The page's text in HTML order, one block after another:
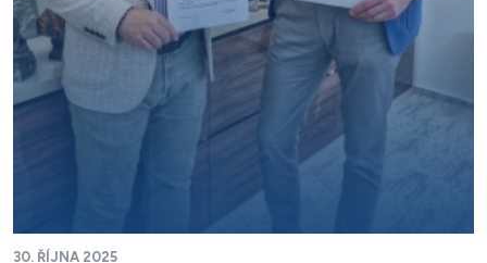
30. ŘÍJNA 2025